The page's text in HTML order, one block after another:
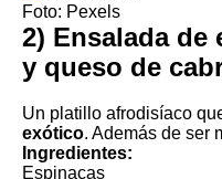
Foto: Pexels
2) Ensalada de
y queso de
Un platillo afrodisíaco
exótico. Además de ser
Ingredientes:
Espinacas